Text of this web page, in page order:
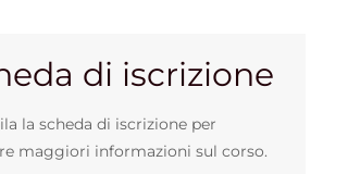
di iscrizione
la scheda di iscrizione per
maggiori informazioni sul corso.